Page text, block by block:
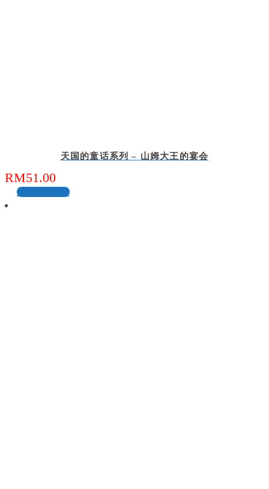
天国的童话系列 – 山姆大王的宴会
RM51.00
加入购物车